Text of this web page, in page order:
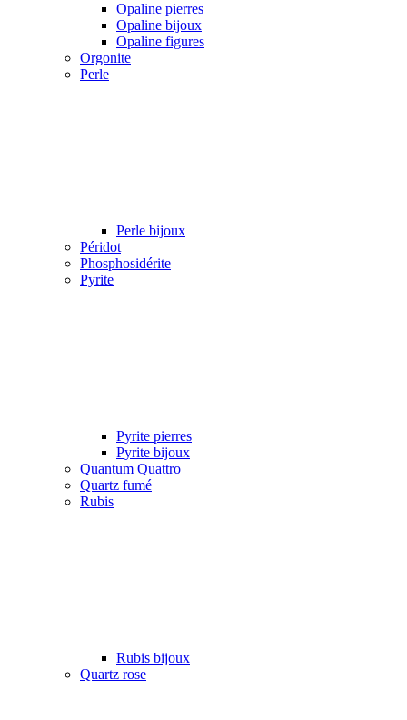
Opaline pierres
Opaline bijoux
Opaline figures
Orgonite
Perle
Perle bijoux
Péridot
Phosphosidérite
Pyrite
Pyrite pierres
Pyrite bijoux
Quantum Quattro
Quartz fumé
Rubis
Rubis bijoux
Quartz rose